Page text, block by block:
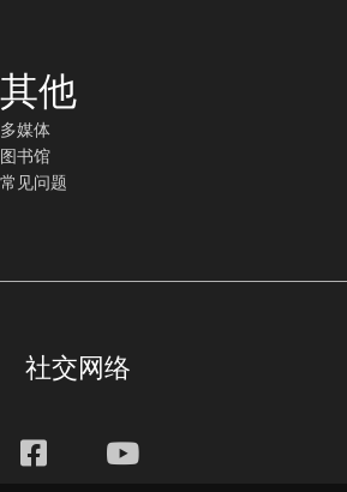
其他
多媒体
图书馆
常见问题
社交网络